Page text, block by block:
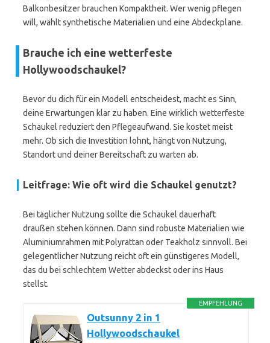
Balkonbesitzer brauchen Kompaktheit. Wer wenig pflegen
will, wählt synthetische Materialien und eine Abdeckplane.
Brauche ich eine wetterfeste
Hollywoodschaukel?
Bevor du dich für ein Modell entscheidest, macht es Sinn,
deine Erwartungen klar zu haben. Eine wirklich wetterfeste
Schaukel reduziert den Pflegeaufwand. Sie kostet meist
mehr. Ob sich die Investition lohnt, hängt von Nutzung,
Standort und deiner Bereitschaft zu warten ab.
Leitfrage: Wie oft wird die Schaukel genutzt?
Bei täglicher Nutzung sollte die Schaukel dauerhaft
draußen stehen können. Dann sind robuste Materialien wie
Aluminiumrahmen mit Polyrattan oder Teakholz sinnvoll. Bei
gelegentlicher Nutzung reicht oft ein günstigeres Modell,
das du bei schlechtem Wetter abdeckst oder ins Haus
stellst.
EMPFEHLUNG
Outsunny 2 in 1
Hollywoodschaukel